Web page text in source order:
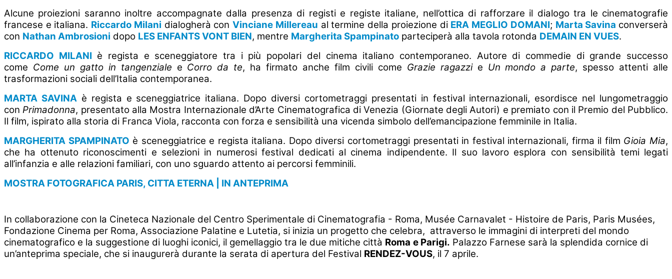
Alcune proiezioni saranno inoltre accompagnate dalla presenza di registi e registe italiane, nell’ottica di rafforzare il dialogo tra le cinematografie
francese e italiana. Riccardo Milani dialogherà conVinciane Millereau al termine della proiezione di ERA MEGLIO DOMANI; Marta Savina converserà
con Nathan Ambrosioni dopo LES ENFANTS VONT BIEN, mentre Margherita Spampinato parteciperà alla tavola rotonda DEMAIN EN VUES.
RICCARDO MILANI è regista e sceneggiatore tra i più popolari del cinema italiano contemporaneo. Autore di commedie di grande successo
come Come un gatto in tangenziale e Corro da te, ha firmato anche film civili come Grazie ragazzi e Un mondo a parte, spesso attenti alle
trasformazioni sociali dell’Italia contemporanea.
MARTA SAVINAè regista e sceneggiatrice italiana. Dopo diversi cortometraggi presentati in festival internazionali, esordisce nel lungometraggio
conPrimadonna, presentato alla Mostra Internazionale d’Arte Cinematografica di Venezia (Giornate degli Autori) e premiato con il Premio del Pubblico.
Il film, ispirato alla storia di Franca Viola, racconta con forza e sensibilità una vicenda simbolo dell’emancipazione femminile in Italia.
MARGHERITA SPAMPINATO è sceneggiatrice e regista italiana. Dopo diversi cortometraggi presentati in festival internazionali, firma il film Gioia Mia,
che ha ottenuto riconoscimenti e selezioni in numerosi festival dedicati al cinema indipendente. Il suo lavoro esplora con sensibilità temi legati
all’infanzia e alle relazioni familiari, con uno sguardo attento ai percorsi femminili.
MOSTRA FOTOGRAFICA PARIS, CITTA ETERNA | IN ANTEPRIMA
In collaborazione con la Cineteca Nazionale del Centro Sperimentale di Cinematografia - Roma, Musée Carnavalet - Histoire de Paris, Paris Musées,
Fondazione Cinema per Roma, Associazione Palatine e Lutetia, si inizia un progetto che celebra, attraverso le immagini di interpreti del mondo
cinematografico e la suggestione di luoghi iconici, il gemellaggio tra le due mitiche città Roma e Parigi. Palazzo Farnese sarà la splendida cornice di
un’anteprima speciale, che si inaugurerà durante la serata di apertura del Festival RENDEZ-VOUS, il 7 aprile.